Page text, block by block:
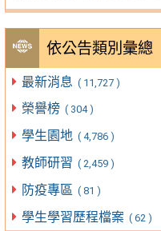
依公告類別彙總
最新消息 ( 11,727 )
榮譽榜 ( 304 )
學生園地 ( 4,786 )
教師研習 ( 2,459 )
防疫專區 ( 81 )
學生學習歷程檔案 ( 62 )